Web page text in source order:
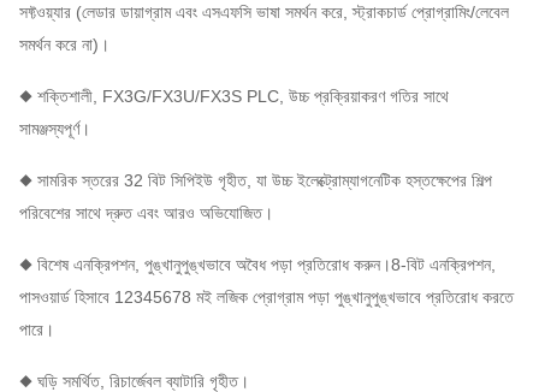
সফ্টওয়্যার (লেডার ডায়াগ্রাম এবং এসএফসি ভাষা সমর্থন করে, স্ট্রাকচার্ড প্রোগ্রামিং/লেবেল
সমর্থন করে না)।
◆ শক্তিশালী, FX3G/FX3U/FX3S PLC, উচ্চ প্রক্রিয়াকরণ গতির সাথে
সামঞ্জস্যপূর্ণ।
◆ সামরিক স্তরের 32 বিট সিপিইউ গৃহীত, যা উচ্চ ইলেক্ট্রোম্যাগনেটিক হস্তক্ষেপের শিল্প
পরিবেশের সাথে দ্রুত এবং আরও অভিযোজিত।
◆ বিশেষ এনক্রিপশন, পুঙ্খানুপুঙ্খভাবে অবৈধ পড়া প্রতিরোধ করুন।8-বিট এনক্রিপশন,
পাসওয়ার্ড হিসাবে 12345678 মই লজিক প্রোগ্রাম পড়া পুঙ্খানুপুঙ্খভাবে প্রতিরোধ করতে
পারে।
◆ ঘড়ি সমর্থিত, রিচার্জেবল ব্যাটারি গৃহীত।